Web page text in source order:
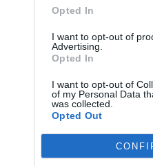
Opted In
I want to opt-out of
Advertising.
Opted In
I want to opt-out of
of my Personal Data
was collected.
Opted Out